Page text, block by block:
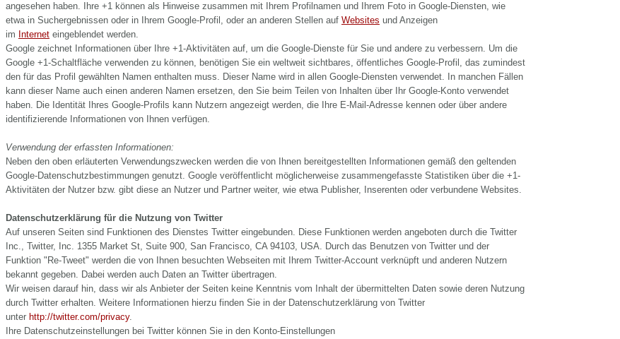
angesehen haben. Ihre +1 können als Hinweise zusammen mit Ihrem Profilnamen und Ihrem Foto in Google-Diensten, wie
etwa in Suchergebnissen oder in Ihrem Google-Profil, oder an anderen Stellen auf Websites und Anzeigen
im Internet eingeblendet werden.
Google zeichnet Informationen über Ihre +1-Aktivitäten auf, um die Google-Dienste für Sie und andere zu verbessern. Um die
Google +1-Schaltfläche verwenden zu können, benötigen Sie ein weltweit sichtbares, öffentliches Google-Profil, das zumindest
den für das Profil gewählten Namen enthalten muss. Dieser Name wird in allen Google-Diensten verwendet. In manchen Fällen
kann dieser Name auch einen anderen Namen ersetzen, den Sie beim Teilen von Inhalten über Ihr Google-Konto verwendet
haben. Die Identität Ihres Google-Profils kann Nutzern angezeigt werden, die Ihre E-Mail-Adresse kennen oder über andere
identifizierende Informationen von Ihnen verfügen.
Verwendung der erfassten Informationen:
Neben den oben erläuterten Verwendungszwecken werden die von Ihnen bereitgestellten Informationen gemäß den geltenden
Google-Datenschutzbestimmungen genutzt. Google veröffentlicht möglicherweise zusammengefasste Statistiken über die +1-
Aktivitäten der Nutzer bzw. gibt diese an Nutzer und Partner weiter, wie etwa Publisher, Inserenten oder verbundene Websites.
Datenschutzerklärung für die Nutzung von Twitter
Auf unseren Seiten sind Funktionen des Dienstes Twitter eingebunden. Diese Funktionen werden angeboten durch die Twitter
Inc., Twitter, Inc. 1355 Market St, Suite 900, San Francisco, CA 94103, USA. Durch das Benutzen von Twitter und der
Funktion "Re-Tweet" werden die von Ihnen besuchten Webseiten mit Ihrem Twitter-Account verknüpft und anderen Nutzern
bekannt gegeben. Dabei werden auch Daten an Twitter übertragen.
Wir weisen darauf hin, dass wir als Anbieter der Seiten keine Kenntnis vom Inhalt der übermittelten Daten sowie deren Nutzung
durch Twitter erhalten. Weitere Informationen hierzu finden Sie in der Datenschutzerklärung von Twitter
unter http://twitter.com/privacy.
Ihre Datenschutzeinstellungen bei Twitter können Sie in den Konto-Einstellungen